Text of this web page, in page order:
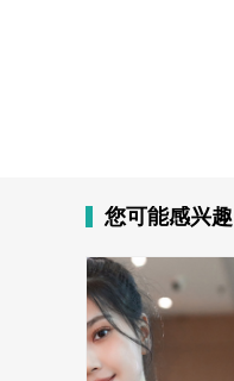
您可能感兴趣